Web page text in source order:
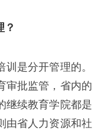
？
是分开管理的。
审批监管，省内的
继续教育学院都是
由省人力资源和社